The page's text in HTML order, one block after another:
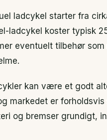
ladcykel starter fra
ladcykel koster typisk
eventuelt tilbehør
kan være et godt
markedet er
og bremser grundigt,